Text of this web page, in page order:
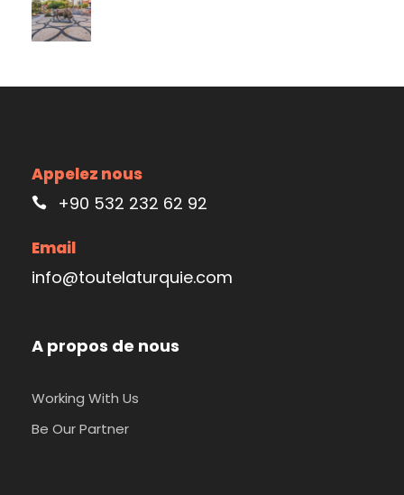
Appelez nous
+90 532 232 62 92
Email
info@toutelaturquie.com
A propos de nous
Working With Us
Be Our Partner